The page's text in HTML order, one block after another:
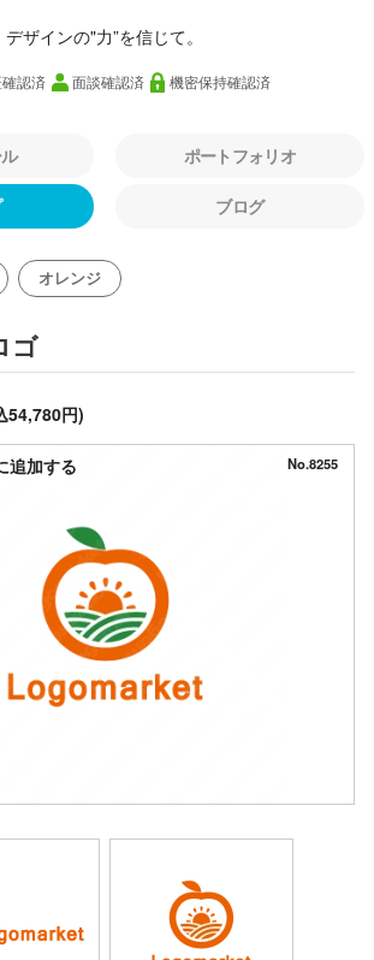
デザインの"力”を信じて。
認済 面談確認済 機密保持確認済
ポートフォリオ
ブログ
オレンジ
ゴ
54,780円)
追加する No.8255